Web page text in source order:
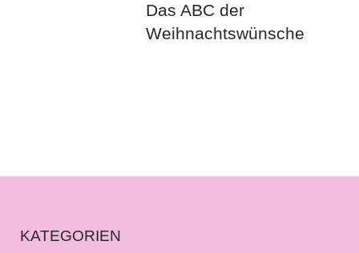
Das ABC der
Weihnachtswünsche
KATEGORIEN